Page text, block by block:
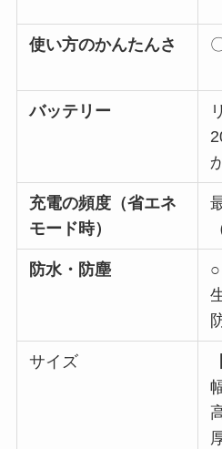
使い方のかんたんさ
バッテリー
充電の頻度（省エネ
モード時）
防水・防塵
○
サイズ